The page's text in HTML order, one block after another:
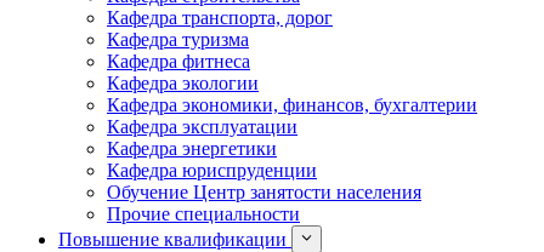
Кафедра транспорта, дорог
Кафедра туризма
Кафедра фитнеса
Кафедра экологии
Кафедра экономики, финансов, бухгалтерии
Кафедра эксплуатации
Кафедра энергетики
Кафедра юриспруденции
Обучение Центр занятости населения
Прочие специальности
Повышение квалификации